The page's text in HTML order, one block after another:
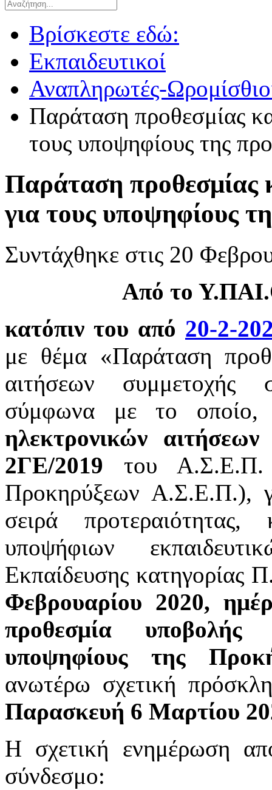
Βρίσκεστε εδώ:
Εκπαιδευτικοί
Αναπληρωτές-
Παράταση προθεσμίας
τους υποψηφίους της
Παράταση προθεσμίας
για τους υποψηφίους
Συντάχθηκε στις 20
Από το
κατόπιν του από 20-2-
με θέμα «Παράταση
αιτήσεων
σύμφωνα με το
ηλεκτρονικών
2ΓΕ/2019 του Α.Σ.Ε.Π.
Προκηρύξεων Α.Σ.Ε.Π.),
σειρά
υποψήφιων
Εκπαίδευσης κατηγορίας
Φεβρουαρίου 2020,
προθεσμία υποβολής
υποψηφίους της
ανωτέρω σχετική
Παρασκευή 6 Μαρτίου
Η σχετική ενημέρωση
σύνδεσμο: